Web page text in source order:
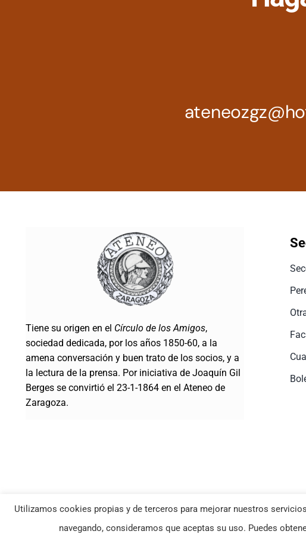
Tiene su origen en el Círculo de los Amigos,
sociedad dedicada, por los años 1850-60, a la
amena conversación y buen trato de los socios, y a
la lectura de la prensa. Por iniciativa de Joaquín Gil
Berges se convirtió el 23-1-1864 en el Ateneo de
Zaragoza.
Utilizamos cookies propias y de terceros para mejorar nuestros
navegando, consideramos que aceptas su uso. Puedes